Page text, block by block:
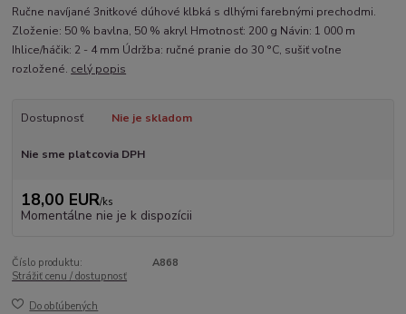
Ručne navíjané 3nitkové dúhové klbká s dlhými farebnými prechodmi.
Zloženie: 50 % bavlna, 50 % akryl Hmotnosť: 200 g Návin: 1 000 m
Ihlice/háčik: 2 - 4 mm Údržba: ručné pranie do 30 °C, sušiť voľne
rozložené. celý popis
Dostupnosť Nie je skladom
Nie sme platcovia DPH
18,00 EUR/ks
Momentálne nie je k dispozícii
Číslo produktu:
A868
Strážiť cenu / dostupnosť
Do obľúbených